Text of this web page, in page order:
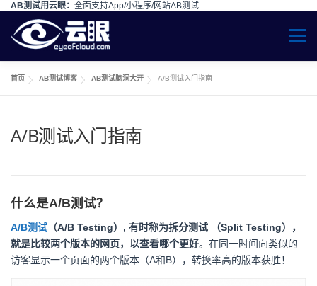
AB测试用云眼： 全面支持App/小程序/网站AB测试
Skip to content
Menu
首页 AB测试博客 AB测试脑洞大开 A/B测试入门指南
A/B测试入门指南
什么是A/B测试？
A/B测试 （A/B Testing）, 有时称为拆分测试 （Split Testing），
就是比较两个版本的网页，以查看哪个更好。在同一时间向类似的
访客显示一个页面的两个版本（A和B），转换率高的版本获胜！